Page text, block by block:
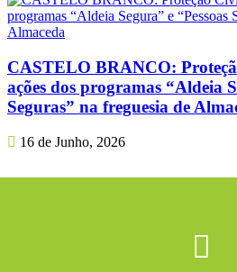
CASTELO BRANCO:
ações dos programas “Aldeia
Seguras” na freguesia de
16 de Junho, 2026